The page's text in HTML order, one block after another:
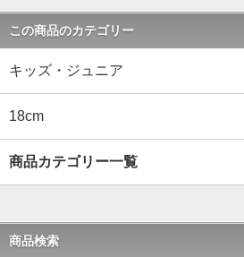
この商品のカテゴリー
キッズ・ジュニア
18cm
商品カテゴリー一覧
商品検索